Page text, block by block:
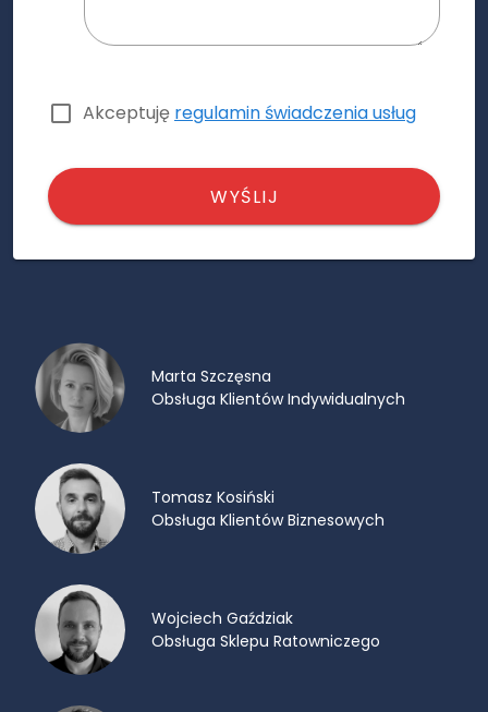
Akceptuję regulamin świadczenia usług
WYŚLIJ
Marta Szczęsna
Obsługa Klientów Indywidualnych
Tomasz Kosiński
Obsługa Klientów Biznesowych
Wojciech Gaździak
Obsługa Sklepu Ratowniczego